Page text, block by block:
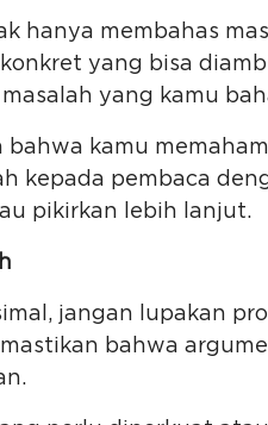
hanya membahas
yang bisa
yang kamu
bahwa kamu
kepada pembaca
pikirkan lebih lanjut.
jangan lupakan
bahwa